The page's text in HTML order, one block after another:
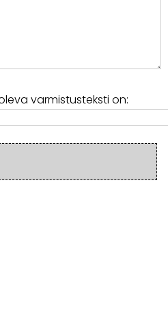
varmistusteksti on: